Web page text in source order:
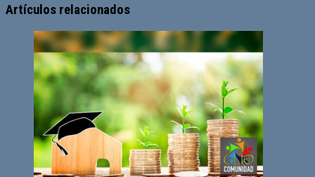
web
Artículos relacionados